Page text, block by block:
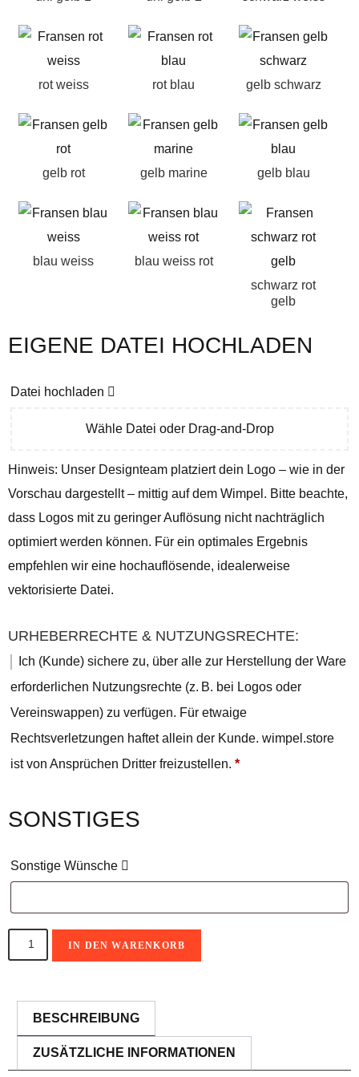
rot weiss rot blau gelb schwarz
gelb rot gelb marine gelb blau
blau weiss
blau weiss rot
schwarz rot
gelb
EIGENE DATEI HOCHLADEN
Datei hochladen
Wähle Datei oder Drag-and-Drop
Hinweis: Unser Designteam platziert dein Logo – wie in der
Vorschau dargestellt – mittig auf dem Wimpel. Bitte beachte,
dass Logos mit zu geringer Auflösung nicht nachträglich
optimiert werden können. Für ein optimales Ergebnis
empfehlen wir eine hochauflösende, idealerweise
vektorisierte Datei.
URHEBERRECHTE & NUTZUNGSRECHTE:
Ich (Kunde) sichere zu, über alle zur Herstellung der Ware
erforderlichen Nutzungsrechte (z. B. bei Logos oder
Vereinswappen) zu verfügen. Für etwaige
Rechtsverletzungen haftet allein der Kunde. wimpel.store
ist von Ansprüchen Dritter freizustellen. *
SONSTIGES
Sonstige Wünsche
IN DEN WARENKORB
BESCHREIBUNG
ZUSÄTZLICHE INFORMATIONEN